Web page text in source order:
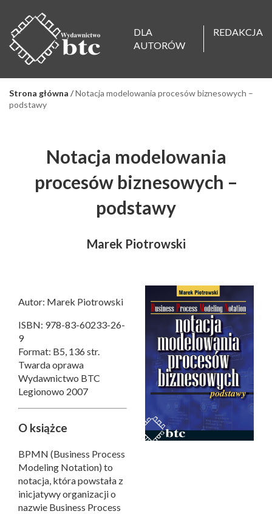
DLA
AUTORÓW
REDAKCJA
Strona główna /Notacja modelowania procesów biznesowych –
podstawy
Notacja modelowania
procesów biznesowych –
podstawy
Marek Piotrowski
Autor: Marek Piotrowski
ISBN: 978-83-60233-26-
9
Format: B5, 136 str.
Twarda oprawa
Wydawnictwo BTC
Legionowo 2007
O książce
BPMN (Business Process
Modeling Notation) to
notacja, która powstała z
inicjatywy organizacji o
nazwie Business Process